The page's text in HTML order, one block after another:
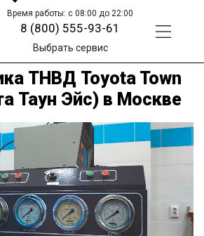
Время работы: с 08:00 до 22:00
8 (800) 555-93-61
Выбрать сервис
ТНВД Toyota Town
Таун Эйс) в Москве